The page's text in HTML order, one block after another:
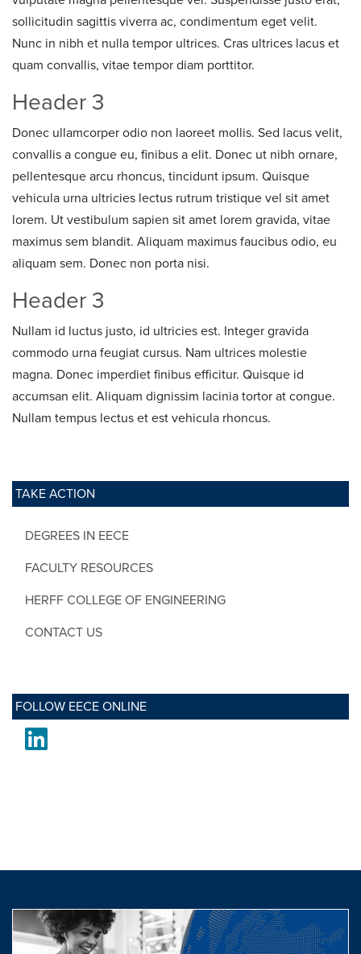
TAKE ACTION
DEGREES IN EECE
FACULTY RESOURCES
HERFF COLLEGE OF ENGINEERING
CONTACT US
FOLLOW EECE ONLINE
LinkedIn
sollicitudin sagittis viverra ac, condimentum eget velit.
Nunc in nibh et nulla tempor ultrices. Cras ultrices lacus et
quam convallis, vitae tempor diam porttitor.
Header 3
Donec ullamcorper odio non laoreet mollis. Sed lacus velit,
convallis a congue eu, finibus a elit. Donec ut nibh ornare,
pellentesque arcu rhoncus, tincidunt ipsum. Quisque
vehicula urna ultricies lectus rutrum tristique vel sit amet
lorem. Ut vestibulum sapien sit amet lorem gravida, vitae
maximus sem blandit. Aliquam maximus faucibus odio, eu
aliquam sem. Donec non porta nisi.
Header 3
Nullam id luctus justo, id ultricies est. Integer gravida
commodo urna feugiat cursus. Nam ultrices molestie
magna. Donec imperdiet finibus efficitur. Quisque id
accumsan elit. Aliquam dignissim lacinia tortor at congue.
Nullam tempus lectus et est vehicula rhoncus.